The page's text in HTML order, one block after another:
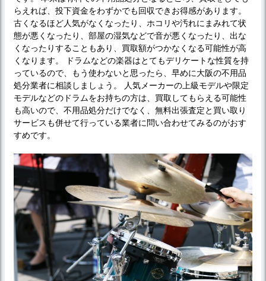
らえれば、投下資金をわずかでも回収できお得感があります。
古くなるほど人気がなくなったり、ホコリや汚れにまみれて状
態が悪くなったり、部屋の湿気などで音が悪くなったり、出な
くなったりすることもあり、買取額がつかなくなる可能性が高
くなります。 ドラムなどの楽器はとてもデリケートな性質を持
っているので、もう使わないと思ったら、早めに大阪の不用品
処分業者に相談しましょう。 人気メーカーの上級モデルや限定
モデルなどのドラムをお持ちの方は、買取してもらえる可能性
も高いので、不用品処分だけでなく、無料出張査定と買い取り
サービスも併せて行っている業者に問い合わせてみるのがおす
すめです。